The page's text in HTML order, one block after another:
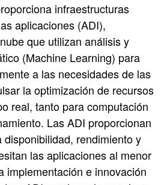
infraestructuras
aplicaciones (ADI),
que utilizan análisis y
(Machine Learning) para
a las necesidades de las
la optimización de recursos
real, tanto para computación
Las ADI proporcionan
rendimiento y
las aplicaciones al menor
implementación e innovación